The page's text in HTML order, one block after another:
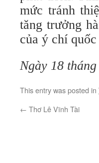
mức tránh
tăng trưởng
của ý chí
Ngày 18
This entry was posted in
← Thơ Lê Vĩnh Tài